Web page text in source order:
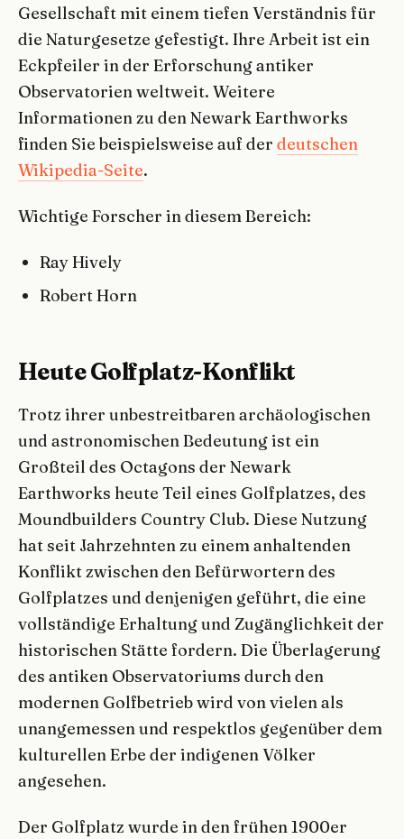
Gesellschaft mit einem tiefen Verständnis für
die Naturgesetze gefestigt. Ihre Arbeit ist ein
Eckpfeiler in der Erforschung antiker
Observatorien weltweit. Weitere
Informationen zu den Newark Earthworks
finden Sie beispielsweise auf der deutschen
Wikipedia-Seite.
Wichtige Forscher in diesem Bereich:
Ray Hively
Robert Horn
Heute Golfplatz-Konflikt
Trotz ihrer unbestreitbaren archäologischen
und astronomischen Bedeutung ist ein
Großteil des Octagons der Newark
Earthworks heute Teil eines Golfplatzes, des
Moundbuilders Country Club. Diese Nutzung
hat seit Jahrzehnten zu einem anhaltenden
Konflikt zwischen den Befürwortern des
Golfplatzes und denjenigen geführt, die eine
vollständige Erhaltung und Zugänglichkeit der
historischen Stätte fordern. Die Überlagerung
des antiken Observatoriums durch den
modernen Golfbetrieb wird von vielen als
unangemessen und respektlos gegenüber dem
kulturellen Erbe der indigenen Völker
angesehen.
Der Golfplatz wurde in den frühen 1900er